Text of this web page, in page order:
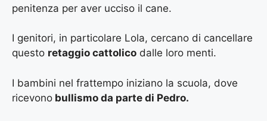
penitenza per aver ucciso il cane.
I genitori, in particolare Lola, cercano di cancellare
questo retaggio cattolico dalle loro menti.
I bambini nel frattempo iniziano la scuola, dove
ricevono bullismo da parte di Pedro.